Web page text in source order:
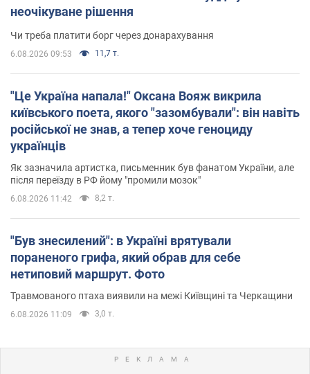
неочікуване рішення
Чи треба платити борг через донарахування
6.08.2026 09:53 11,7 т.
"Це Україна напала!" Оксана Вояж викрила
київського поета, якого "зазомбували": він навіть
російської не знав, а тепер хоче геноциду
українців
Як зазначила артистка, письменник був фанатом України, але
після переїзду в РФ йому "промили мозок"
6.08.2026 11:42 8,2 т.
"Був знесилений": в Україні врятували
пораненого грифа, який обрав для себе
нетиповий маршрут. Фото
Травмованого птаха виявили на межі Київщині та Черкащини
6.08.2026 11:09 3,0 т.